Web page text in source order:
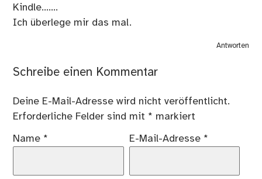
Kindle…….
Ich überlege mir das mal.
Antworten
Schreibe einen Kommentar
Deine E-Mail-Adresse wird nicht veröffentlicht.
Erforderliche Felder sind mit * markiert
Name * E-Mail-Adresse *